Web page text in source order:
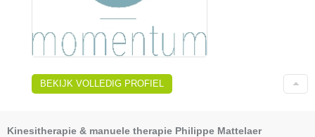
BEKIJK VOLLEDIG PROFIEL
Kinesitherapie & manuele therapie Philippe Mattelaer